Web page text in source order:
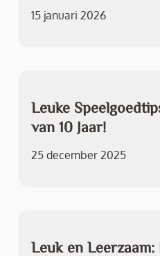
15 januari 2026
Leuke
van 10 Jaar!
25 december 2025
Leuk en Leerzaam: